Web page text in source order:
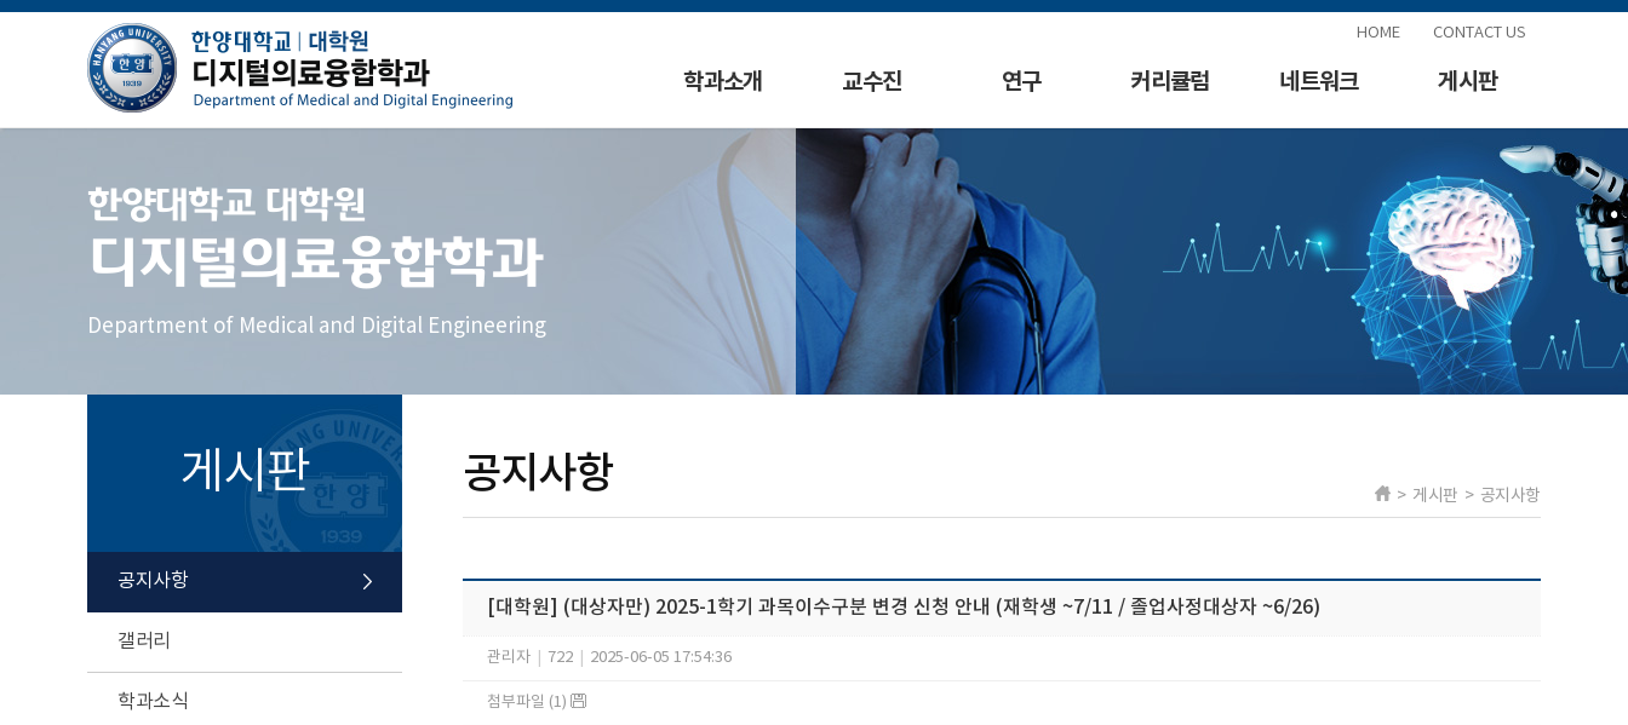
HOME CONTACT US
학과소개 교수진 연구 커리큘럼 네트워크 게시판
한양대학교 대학원
디지털의료융합학과
Department of Medical and Digital Engineering
게시판
공지사항
갤러리
학과소식
공지사항 > 게시판 > 공지사항
[대학원] (대상자만) 2025-1학기 과목이수구분 변경 신청 안내 (재학생 ~7/11 / 졸업사정대상자 ~6/26)
관리자 722 2025-06-05 17:54:36
첨부파일 (1)